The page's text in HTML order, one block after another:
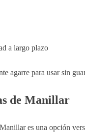
a largo plazo
agarre para usar sin
de Manillar
es una opción